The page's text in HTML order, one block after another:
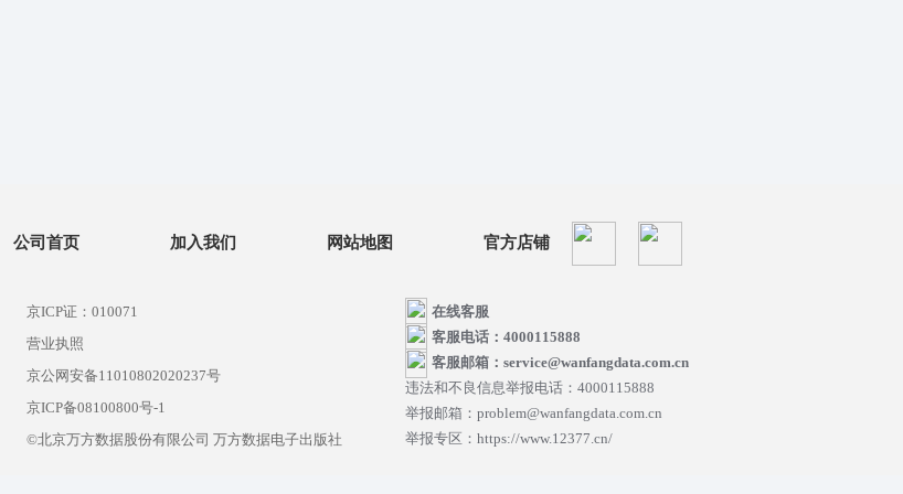
公司首页 加入我们 网站地图 官方店铺
京ICP证：010071
营业执照
京公网安备11010802020237号
京ICP备08100800号-1
©北京万方数据股份有限公司 万方数据电子出版社
在线客服
客服电话：4000115888
客服邮箱：service@wanfangdata.com.cn
违法和不良信息举报电话：4000115888
举报邮箱：problem@wanfangdata.com.cn
举报专区：https://www.12377.cn/